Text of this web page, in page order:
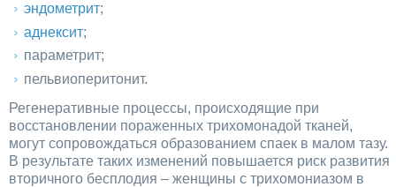
эндометрит;
аднексит;
параметрит;
пельвиоперитонит.
Регенеративные процессы, происходящие при
восстановлении пораженных трихомонадой тканей,
могут сопровождаться образованием спаек в малом тазу.
В результате таких изменений повышается риск развития
вторичного бесплодия – женщины с трихомониазом в